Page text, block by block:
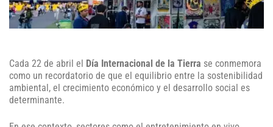
Cada 22 de abril el Día Internacional de la Tierra se conmemora
como un recordatorio de que el equilibrio entre la sostenibilidad
ambiental, el crecimiento económico y el desarrollo social es
determinante.